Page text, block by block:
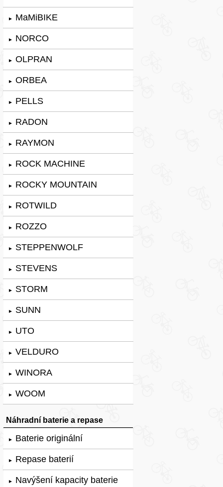
► MaMiBIKE
► NORCO
► OLPRAN
► ORBEA
► PELLS
► RADON
► RAYMON
► ROCK MACHINE
► ROCKY MOUNTAIN
► ROTWILD
► ROZZO
► STEPPENWOLF
► STEVENS
► STORM
► SUNN
► UTO
► VELDURO
► WINORA
► WOOM
Náhradní baterie a repase
► Baterie originální
► Repase baterií
► Navýšení kapacity baterie